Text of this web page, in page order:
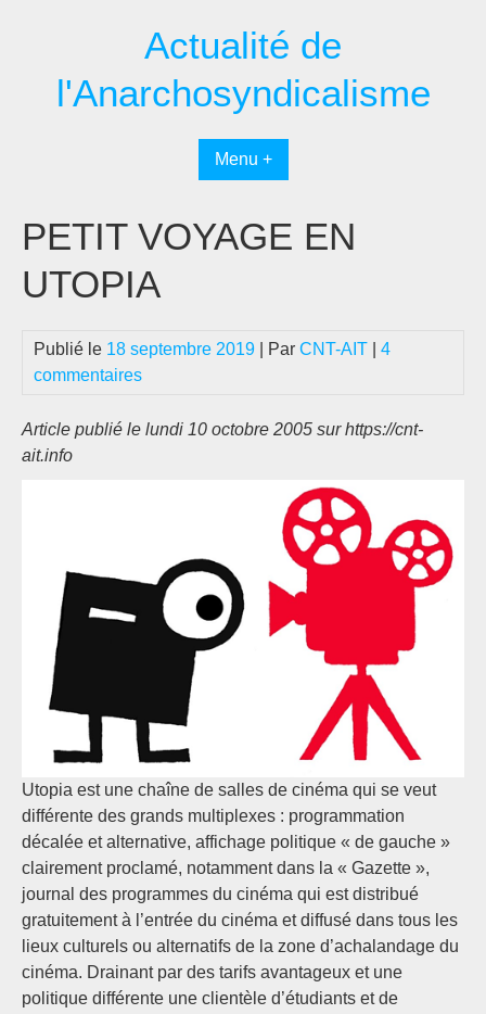
Actualité de
l'Anarchosyndicalisme
Menu +
PETIT VOYAGE EN
UTOPIA
Publié le 18 septembre 2019 | Par CNT-AIT
4
commentaires
Article publié le lundi 10 octobre 2005 sur https://cnt-
ait.info
Utopia est une chaîne de salles de cinéma qui se veut
différente des grands multiplexes : programmation
décalée et alternative, affichage politique « de gauche »
clairement proclamé, notamment dans la « Gazette »,
journal des programmes du cinéma qui est distribué
gratuitement à l’entrée du cinéma et diffusé dans tous les
lieux culturels ou alternatifs de la zone d’achalandage du
cinéma. Drainant par des tarifs avantageux et une
politique différente une clientèle d’étudiants et de